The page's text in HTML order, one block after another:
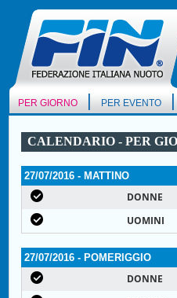
PER GIORNO|PER EVENTO
CALENDARIO - PER
27/07/2016 - MATTINO
DONNE
UOMINI
27/07/2016 - POMERIGGIO
DONNE